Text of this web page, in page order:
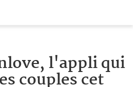
l'appli qui
couples cet